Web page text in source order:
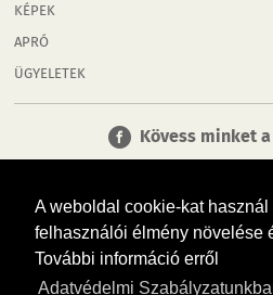
A weboldal cookie-kat
felhasználói élmény növelése
További információ erről
Adatvédelmi
KÉPEK
APRÓ
ÜGYELETEK
Kövess minket
Tudj meg többet városodról!
menü, cégek…. és minden, ami Győr